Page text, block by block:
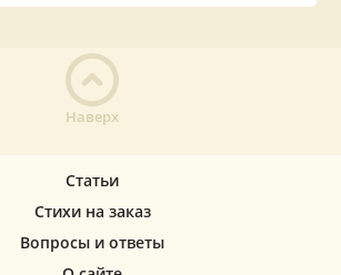
Наверх
Статьи
Стихи на заказ
Вопросы и ответы